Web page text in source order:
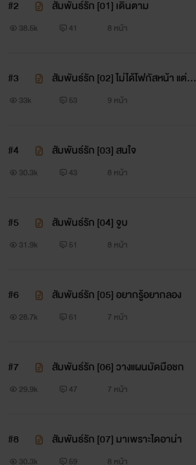
#2 สัมพันธ์รัก [01] เดินตาม
38.5k 41 8 หน้า
#3 สัมพันธ์รัก [02] ไม่ได้โฟกัสหน้า แต่...
33k 53 9 หน้า
#4 สัมพันธ์รัก [03] สนใจ
30.3k 43 8 หน้า
#5 สัมพันธ์รัก [04] จูบ
31.9k 51 8 หน้า
#6 สัมพันธ์รัก [05] อยากรู้อยากลอง
28.7k 61 7 หน้า
#7 สัมพันธ์รัก [06] วางแผนมัดมือชก
29.9k 47 7 หน้า
#8 สัมพันธ์รัก [07] มาเพราะไดอาน่า
30.3k 59 8 หน้า